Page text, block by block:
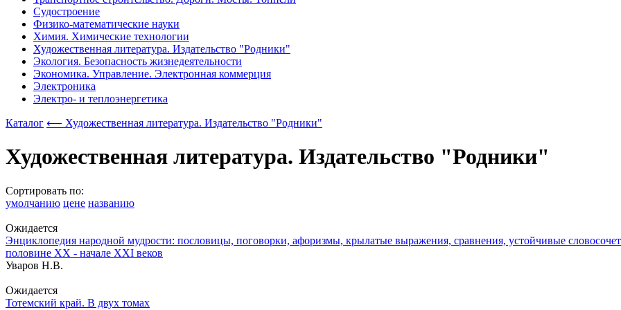
Судостроение
Физико-математические науки
Химия. Химические технологии
Художественная литература. Издательство "Родники"
Экология. Безопасность жизнедеятельности
Экономика. Управление. Электронная коммерция
Электроника
Электро- и теплоэнергетика
Каталог ⟵ Художественная литература. Издательство "Родники"
Художественная литература. Издательство "Родники"
Сортировать по:
умолчанию цене названию
Ожидается
Энциклопедия народной мудрости: пословицы, поговорки, афоризмы, крылатые выражения, сравнения, устойчивые
половине XX - начале XXI веков
Уваров Н.В.
Ожидается
Тотемский край. В двух томах